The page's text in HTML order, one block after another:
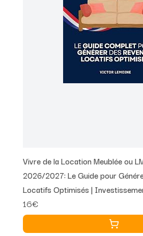
Vivre de la Location Meublée ou
2026/2027: Le Guide pour
Locatifs Optimisés |
Locatif | LMNP ... les Nuls | Livre
Français
16€